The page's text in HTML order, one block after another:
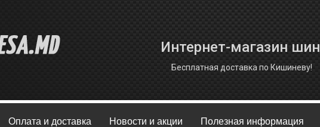
Интернет-магазин шин
Бесплатная доставка по Кишиневу!
Оплата и доставка Новости и акции Полезная информация